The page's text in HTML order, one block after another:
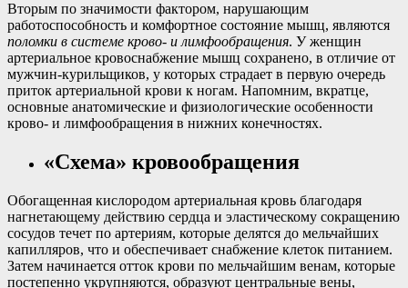
Вторым по значимости фактором, нарушающим
работоспособность и комфортное состояние мышц, являются
поломки в системе крово- и лимфообращения. У женщин
артериальное кровоснабжение мышц сохранено, в отличие от
мужчин-курильщиков, у которых страдает в первую очередь
приток артериальной крови к ногам. Напомним, вкратце,
основные анатомические и физиологические особенности
крово- и лимфообращения в нижних конечностях.
«Схема» кровообращения
Обогащенная кислородом артериальная кровь благодаря
нагнетающему действию сердца и эластическому сокращению
сосудов течет по артериям, которые делятся до мельчайших
капилляров, что и обеспечивает снабжение клеток питанием.
Затем начинается отток крови по мельчайшим венам, которые
постепенно укрупняются, образуют центральные вены,